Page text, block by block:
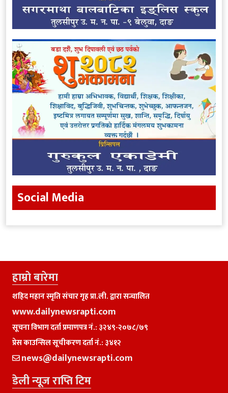
Social Media
हाम्राे बारेमा
शहिद महान स्मृति संचार गृह प्रा.ली. द्वारा सन्चालित
www.dailynewsrapti.com
सूचना विभाग दर्ता प्रमाणपत्र नं.: ३२४९-२०७८/७९
प्रेस काउन्सिल सूचीकरण दर्ता नं.: ३४१२
news@dailynewsrapti.com
डेली न्यूज राप्ति टिम